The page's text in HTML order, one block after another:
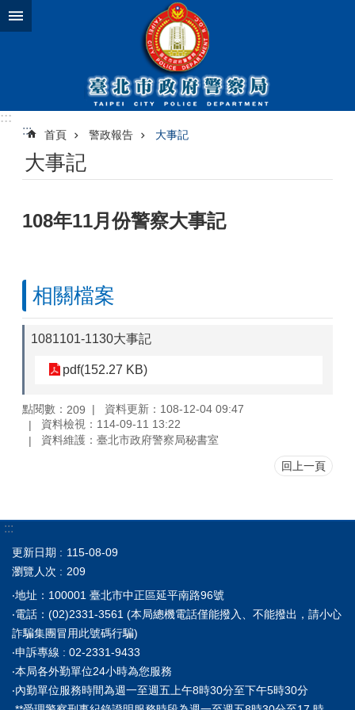
跳到主要內容區塊
:::
:::
首頁 警政報告 大事記
大事記
108年11月份警察大事記
相關檔案
1081101-1130大事記
pdf(152.27 KB)
點閱數： 209
資料更新：108-12-04 09:47
資料檢視：114-09-11 13:22
資料維護：臺北市政府警察局秘書室
回上一頁
:::
更新日期
115-08-09
瀏覽人次
209
‧地址：100001 臺北市中正區延平南路96號
‧電話：(02)2331-3561 (本局總機電話僅能撥入、不能撥出，請小心
詐騙集團冒用此號碼行騙)
‧申訴專線 : 02-2331-9433
‧本局各外勤單位24小時為您服務
‧內勤單位服務時間為週一至週五上午8時30分至下午5時30分